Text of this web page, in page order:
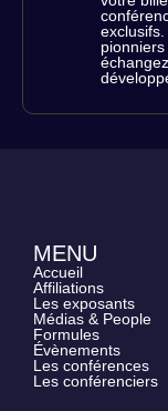
VOS
pionniers
MENU
Accueil
Affiliations
Les exposants
Médias & People
Formules
Évènements
Les conférences
Les conférenciers